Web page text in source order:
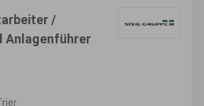
/
Anlagenführer